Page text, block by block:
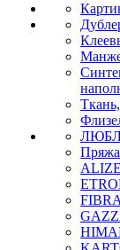
ALIZE